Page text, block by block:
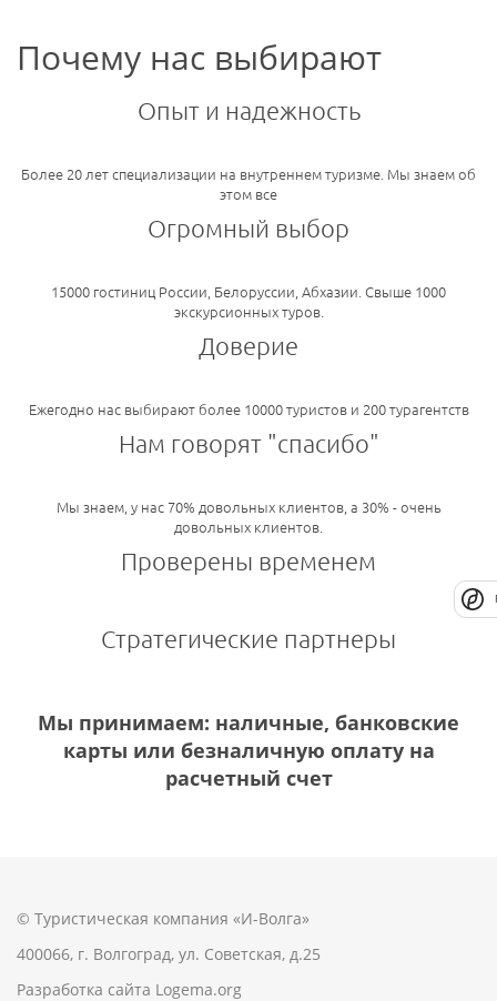
Почему нас выбирают
Опыт и надежность
Более 20 лет специализации на внутреннем туризме. Мы знаем об
этом все
Огромный выбор
15000 гостиниц России, Белоруссии, Абхазии. Свыше 1000
экскурсионных туров.
Доверие
Ежегодно нас выбирают более 10000 туристов и 200 турагентств
Нам говорят "спасибо"
Мы знаем, у нас 70% довольных клиентов, а 30% - очень
довольных клиентов.
Проверены временем
Стратегические партнеры
Мы принимаем: наличные, банковские
карты или безналичную оплату на
расчетный счет
© Туристическая компания «И-Волга»
400066, г. Волгоград, ул. Советская, д.25
Разработка сайта Logema.org